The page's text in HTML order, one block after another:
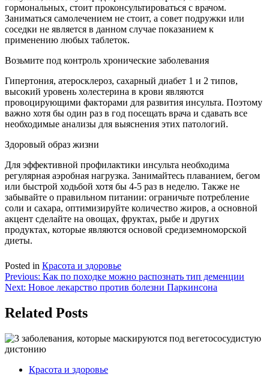
гормональных, стоит проконсультироваться с врачом.
Заниматься самолечением не стоит, а совет подружки или
соседки не является в данном случае показанием к
применению любых таблеток.
Возьмите под контроль хронические заболевания
Гипертония, атеросклероз, сахарный диабет 1 и 2 типов,
высокий уровень холестерина в крови являются
провоцирующими факторами для развития инсульта. Поэтому
важно хотя бы один раз в год посещать врача и сдавать все
необходимые анализы для выяснения этих патологий.
Здоровый образ жизни
Для эффективной профилактики инсульта необходима
регулярная аэробная нагрузка. Занимайтесь плаванием, бегом
или быстрой ходьбой хотя бы 4-5 раз в неделю. Также не
забывайте о правильном питании: ограничьте потребление
соли и сахара, оптимизируйте количество жиров, а основной
акцент сделайте на овощах, фруктах, рыбе и других
продуктах, которые являются основой средиземноморской
диеты.
Posted in Красота и здоровье
Навигация
по
записям
Previous: Как по походке можно распознать тип деменции
Next: Новое лекарство против болезни Паркинсона
Related Posts
Красота и здоровье